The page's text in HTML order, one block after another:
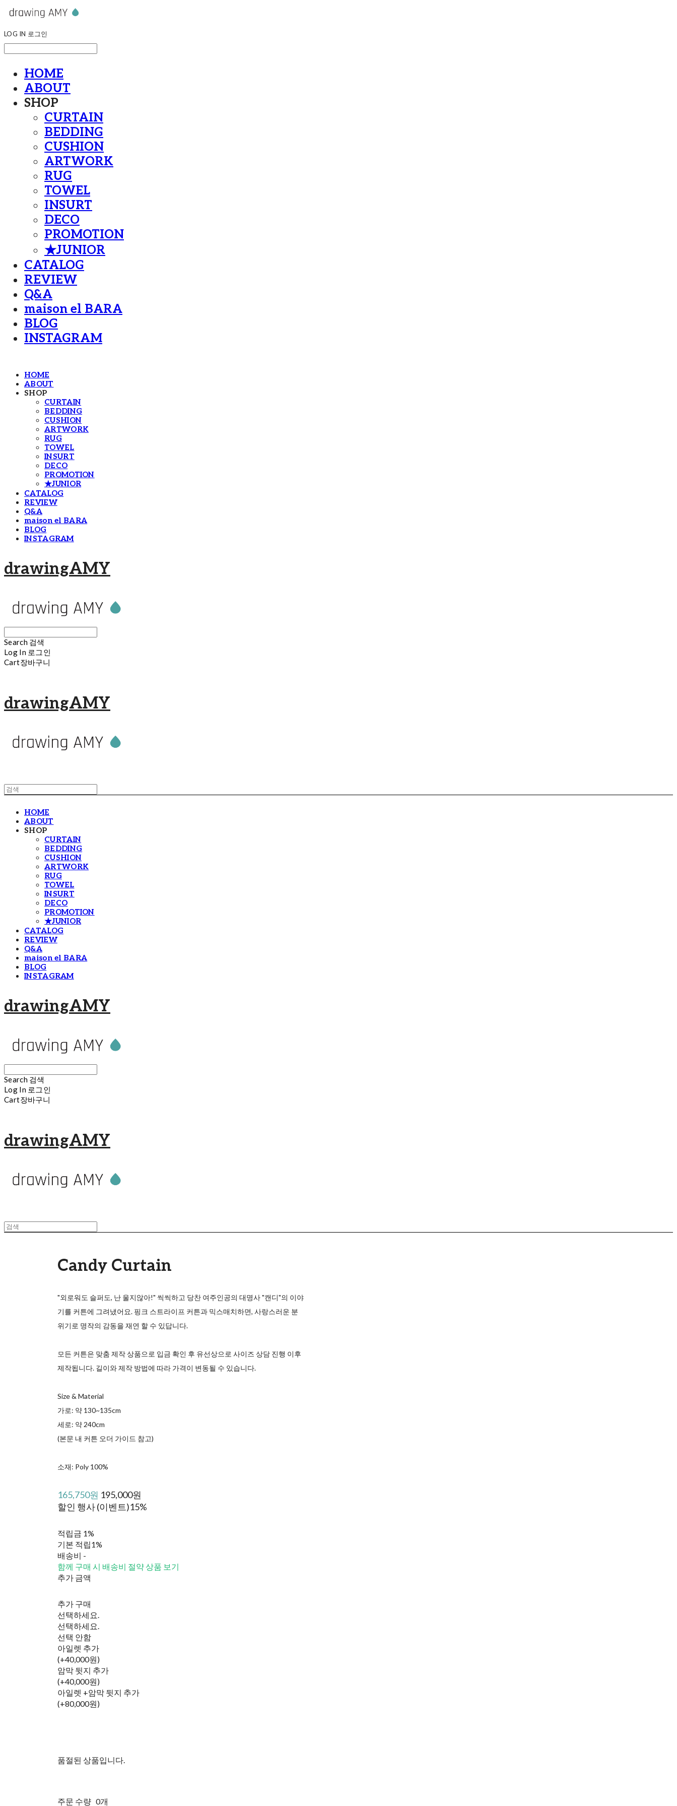
LOG IN 로그인
HOME
ABOUT
SHOP
CURTAIN
BEDDING
CUSHION
ARTWORK
RUG
TOWEL
INSURT
DECO
PROMOTION
★JUNIOR
CATALOG
REVIEW
Q&A
maison el BARA
BLOG
INSTAGRAM
HOME
ABOUT
SHOP
CURTAIN
BEDDING
CUSHION
ARTWORK
RUG
TOWEL
INSURT
DECO
PROMOTION
★JUNIOR
CATALOG
REVIEW
Q&A
maison el BARA
BLOG
INSTAGRAM
drawingAMY
Search 검색
Log In 로그인
Cart장바구니
drawingAMY
HOME
ABOUT
SHOP
CURTAIN
BEDDING
CUSHION
ARTWORK
RUG
TOWEL
INSURT
DECO
PROMOTION
★JUNIOR
CATALOG
REVIEW
Q&A
maison el BARA
BLOG
INSTAGRAM
drawingAMY
Search 검색
Log In 로그인
Cart장바구니
drawingAMY
Candy Curtain
"외로워도 슬퍼도, 난 울지않아!" 씩씩하고 당찬 여주인공의 대명사 "캔디"의 이야
기를 커튼에 그려냈어요. 핑크 스트라이프 커튼과 믹스매치하면, 사랑스러운 분
위기로 명작의 감동을 재연 할 수 있답니다.
모든 커튼은 맞춤 제작 상품으로 입금 확인 후 유선상으로 사이즈 상담 진행 이후
제작됩니다. 길이와 제작 방법에 따라 가격이 변동될 수 있습니다.
Size & Material
가로: 약 130~135cm
세로: 약 240cm
(본문 내 커튼 오더 가이드 참고)
소재: Poly 100%
165,750원 195,000원
할인 행사 (이벤트)15%
적립금 1%
기본 적립1%
배송비 -
함께 구매 시 배송비 절약 상품 보기
추가 금액
추가 구매
선택하세요.
선택하세요.
선택 안함
아일렛 추가
(+40,000원)
암막 뒷지 추가
(+40,000원)
아일렛 +암막 뒷지 추가
(+80,000원)
품절된 상품입니다.
주문 수량 0개